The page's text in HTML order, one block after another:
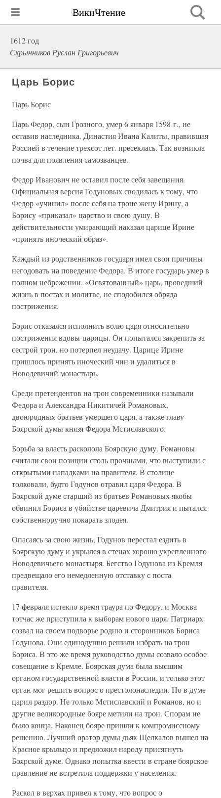
ВикиЧтение
1612 год
Скрынников Руслан Григорьевич
Царь Борис
Царь Борис
Царь Федор, сын Грозного, умер 6 января 1598 г., не
оставив наследника. Династия Ивана Калиты, правившая
Россией в течение трехсот лет. пресеклась. Так возникла
почва для появления самозванцев.
Федор Иванович не оставил после себя завещания.
Официальная версия Годуновых сводилась к тому, что
Федор «учинил» после себя на троне жену Ирину, а
Борису «приказал» царство и свою душу. В
действительности умирающий наказал царице Ирине
«принять иноческий образ».
Каждый из родственников государя имел свои причины
негодовать на поведение Федора. В итоге государь умер в
полном небрежении. «Освятованный» царь, проведший
жизнь в постах и молитве, не сподобился обряда
пострижения.
Борис отказался исполнить волю царя относительно
пострижения вдовы-царицы. Он попытался закрепить за
сестрой трон, но потерпел неудачу. Царице Ирине
пришлось принять иноческий чин и удалиться в
Новодевичий монастырь.
Среди претендентов на трон современники называли
Федора и Александра Никитичей Романовых,
двоюродных братьев умершего царя, а также главу
Боярской думы князя Федора Мстиславского.
Борьба за власть расколола Боярскую думу. Романовы
считали свои позиции столь прочными, что выступили с
открытыми нападками на правителя. В столице
толковали, будто Годунов отравил царя Федора. В
Боярской думе старший из братьев Романовых якобы
обвинил Бориса в убийстве царевича Дмитрия и пытался
собственноручно покарать злодея.
Опасаясь за свою жизнь, Годунов перестал ездить в
Боярскую думу и укрылся в стенах хорошо укрепленного
Новодевичьего монастыря. Бегство Годунова из Кремля
предвещало его немедленную отставку с поста
правителя.
17 февраля истекло время траура по Федору, и Москва
тотчас же приступила к выборам нового царя. Патриарх
созвал на своем подворье родню и сторонников Бориса
Годунова. Они единодушно решили избрать на трон
Бориса. В это же время руководство думы созвало особое
совещание в Кремле. Боярская дума была высшим
органом государственной власти в России, и только этот
орган мог решить вопрос о престолонаследии. Но в думе
царил раздор. Не только Мстиславский и Романов, но и
другие великородные бояре метили на трон. Спорам не
было конца. Наконец бояре пришли к компромиссному
решению. Лучший оратор думы дьяк Щелкалов вышел на
Красное крыльцо и предложил народу присягнуть
Боярской думе. Однако попытка ввести в стране боярское
правление не встретила поддержки у населения.
Раскол в верхах привел к тому, что вопрос о